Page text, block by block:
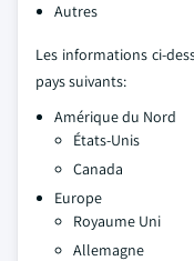
Autres
Les informations ci-
pays suivants:
Amérique du Nord
États-Unis
Canada
Europe
Royaume Uni
Allemagne